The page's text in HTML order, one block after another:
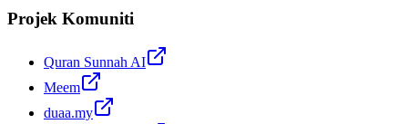
Projek Komuniti
Quran Sunnah AI
Meem
duaa.my